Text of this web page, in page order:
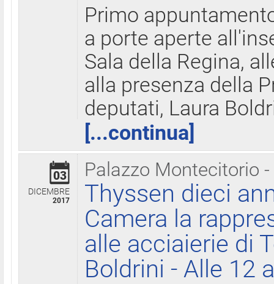
Primo
a porte aperte
Sala della Regina,
alla presenza della
deputati, Laura
[...continua]
Palazzo Montecitorio
03
DICEMBRE
2017
Thyssen dieci
Camera la
alle acciaierie di
Boldrini - Alle 12